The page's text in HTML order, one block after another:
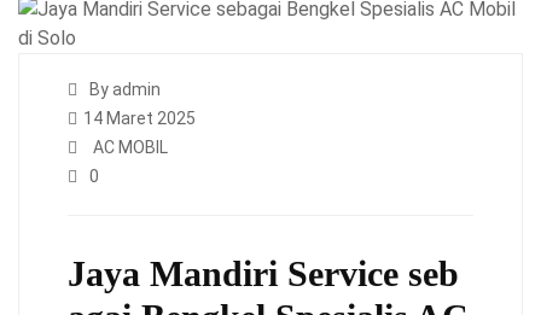
By admin
14 Maret 2025
AC MOBIL
0
Jaya Mandiri Service seb